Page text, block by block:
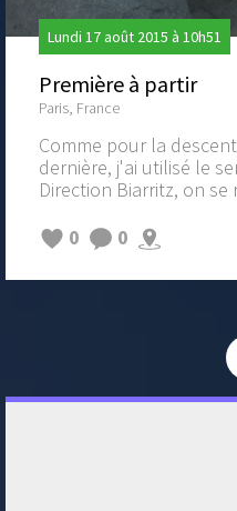
Lundi 17 août 2015 à 10h51
Première à partir
Paris, France
Comme pour la
dernière, j'ai utilisé le
Direction Biarritz, on
0
0